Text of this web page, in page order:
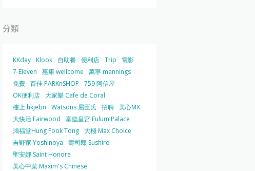
分類
KKday Klook 自助餐 便利店 Trip
電影
7-Eleven
惠康 wellcome
萬寧 mannings
免費 百佳 PARKnSHOP
759 阿信屋
OK便利店 大家樂 Cafe de Coral
樓上 hkjebn
Watsons 屈臣氏 招聘 美心MX
大快活 Fairwood
富臨皇宮 Fulum Palace
鴻福堂Hung Fook Tong 大棧 Max Choice
吉野家 Yoshinoya
壽司郎 Sushiro
聖安娜 Saint Honore
美心中菜 Maxim's Chinese